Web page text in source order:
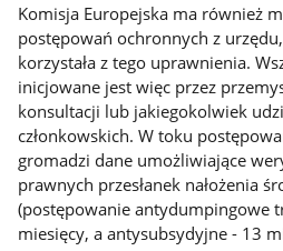
Komisja Europejska ma również
postępowań ochronnych z
korzystała z tego uprawnienia.
inicjowane jest więc przez
konsultacji lub jakiegokolwiek
członkowskich. W toku
gromadzi dane umożliwiające
prawnych przesłanek nałożenia
(postępowanie antydumpingowe
miesięcy, a antysubsydyjne - 13